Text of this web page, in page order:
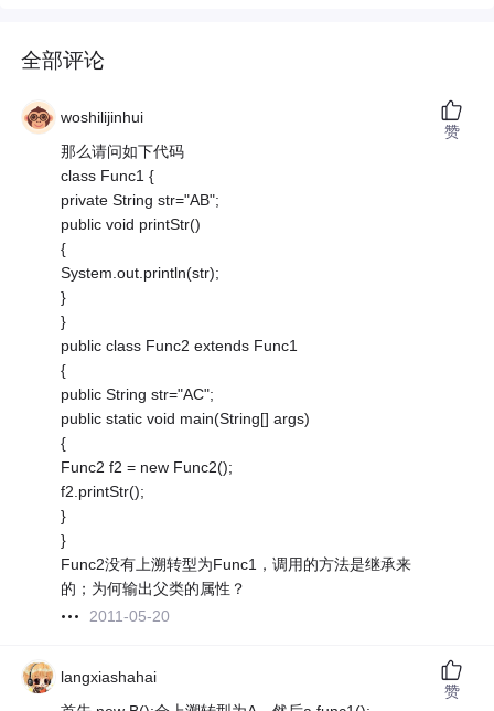
全部评论
woshilijinhui
那么请问如下代码
class Func1 {
private String str="AB";
public void printStr()
{
System.out.println(str);
}
}
public class Func2 extends Func1
{
public String str="AC";
public static void main(String[] args)
{
Func2 f2 = new Func2();
f2.printStr();
}
}
Func2没有上溯转型为Func1，调用的方法是继承来
的；为何输出父类的属性？
2011-05-20
赞
langxiashahai
赞